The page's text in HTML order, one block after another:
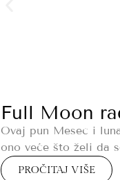
Full Moon
Ovaj pun Mesec i
ono veće što želi da
PROČITAJ VIŠE